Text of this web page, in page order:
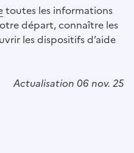
toutes les informations
départ, connaître les
les dispositifs d’aide
Actualisation 06 nov. 25